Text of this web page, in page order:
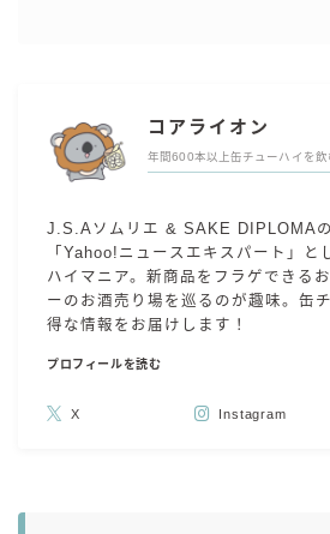
コアライオン
年間600本以上缶チューハイを飲
J.S.Aソムリエ & SAKE DIPLOMAの
「Yahoo!ニュースエキスパート」と
ハイマニア。新商品をフラゲできる
ーのお酒売り場を巡るのが趣味。缶
得な情報をお届けします！
プロフィールを読む
X Instagram